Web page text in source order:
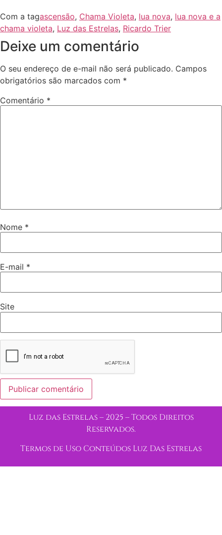
Com a tagascensão, Chama Violeta, lua nova, lua nova e a
chama violeta, Luz das Estrelas, Ricardo Trier
Deixe um comentário
O seu endereço de e-mail não será publicado. Campos
obrigatórios são marcados com *
Comentário *
Nome *
E-mail *
Site
Luz das Estrelas – 2025 – Todos Direitos
Reservados.
Termos de Uso Conteúdos Luz Das Estrelas